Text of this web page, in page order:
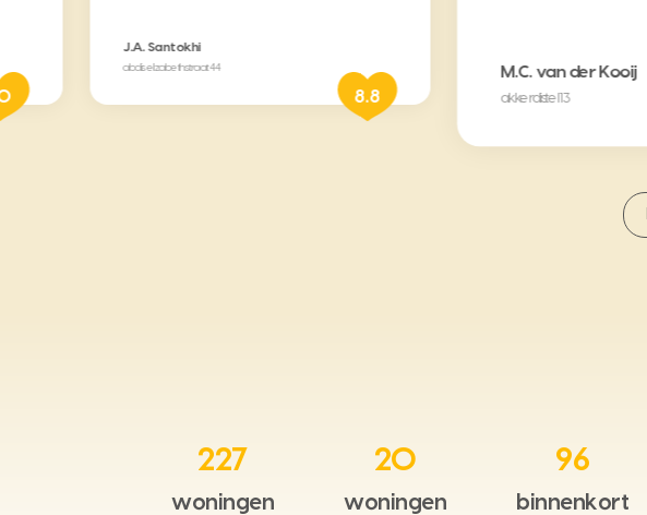
J.A. Santokhi
abdis elizabethstraat 44
8.8
M.C. van der Kooij
akkerdistel 13
227
woningen
20
woningen
96
binnenkort